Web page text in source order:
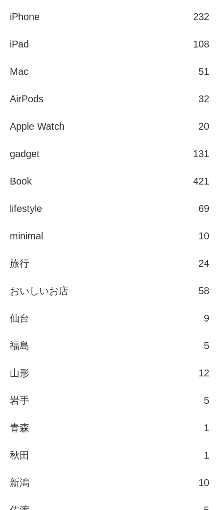
iPhone 232
iPad 108
Mac 51
AirPods 32
Apple Watch 20
gadget 131
Book 421
lifestyle 69
minimal 10
旅行 24
おいしいお店 58
仙台 9
福島 5
山形 12
岩手 5
青森 1
秋田 1
新潟 10